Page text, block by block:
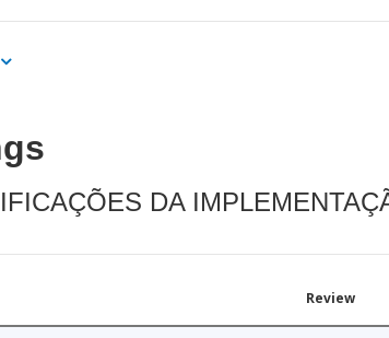
DA
Review